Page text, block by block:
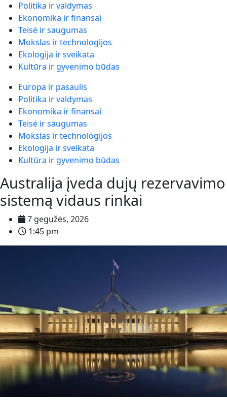
Politika ir valdymas
Ekonomika ir finansai
Teisė ir saugumas
Mokslas ir technologijos
Ekologija ir sveikata
Kultūra ir gyvenimo būdas
Europa ir pasaulis
Politika ir valdymas
Ekonomika ir finansai
Teisė ir saugumas
Mokslas ir technologijos
Ekologija ir sveikata
Kultūra ir gyvenimo būdas
Australija įveda dujų rezervavimo
sistemą vidaus rinkai
7 gegužės, 2026
1:45 pm